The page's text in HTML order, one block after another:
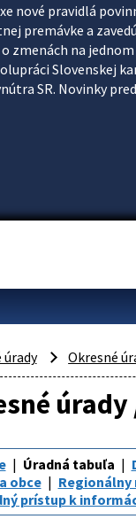
nové pravidlá
premávke a
zmenách na
Slovenskej
SR. Novinky
úrady Okresné
Úradná tabuľa
obce
Regionálny
prístup k